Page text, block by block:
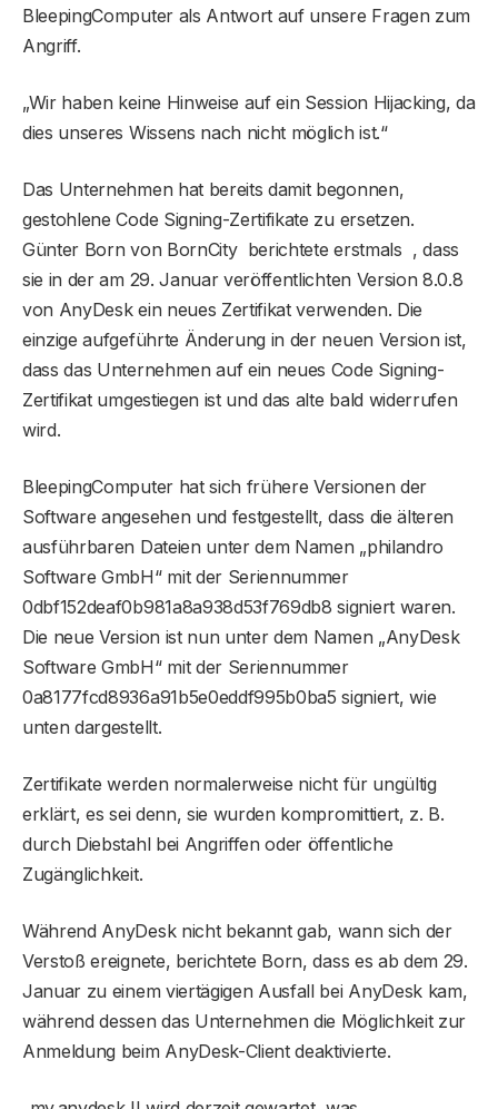
BleepingComputer als Antwort auf unsere Fragen zum
Angriff.
„Wir haben keine Hinweise auf ein Session Hijacking, da
dies unseres Wissens nach nicht möglich ist.“
Das Unternehmen hat bereits damit begonnen,
gestohlene Code Signing-Zertifikate zu ersetzen.
Günter Born von BornCity berichtete erstmals , dass
sie in der am 29. Januar veröffentlichten Version 8.0.8
von AnyDesk ein neues Zertifikat verwenden. Die
einzige aufgeführte Änderung in der neuen Version ist,
dass das Unternehmen auf ein neues Code Signing-
Zertifikat umgestiegen ist und das alte bald widerrufen
wird.
BleepingComputer hat sich frühere Versionen der
Software angesehen und festgestellt, dass die älteren
ausführbaren Dateien unter dem Namen „philandro
Software GmbH“ mit der Seriennummer
0dbf152deaf0b981a8a938d53f769db8 signiert waren.
Die neue Version ist nun unter dem Namen „AnyDesk
Software GmbH“ mit der Seriennummer
0a8177fcd8936a91b5e0eddf995b0ba5 signiert, wie
unten dargestellt.
Zertifikate werden normalerweise nicht für ungültig
erklärt, es sei denn, sie wurden kompromittiert, z. B.
durch Diebstahl bei Angriffen oder öffentliche
Zugänglichkeit.
Während AnyDesk nicht bekannt gab, wann sich der
Verstoß ereignete, berichtete Born, dass es ab dem 29.
Januar zu einem viertägigen Ausfall bei AnyDesk kam,
während dessen das Unternehmen die Möglichkeit zur
Anmeldung beim AnyDesk-Client deaktivierte.